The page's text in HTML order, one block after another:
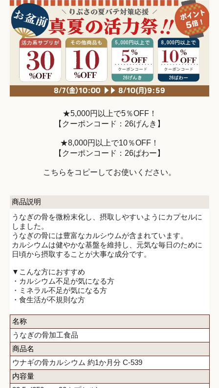
★5,000円以上で5％OFF！
【クーポンコード：26げんき】
★8,000円以上で10％OFF！
【クーポンコード：26ぱわー】
こちらをコピーしてお使いください。
商品説明
うなぎの骨を微粉末化し、摂取しやすいようにカプセルに
しました。
うなぎの骨には豊富なカルシウムが含まれています。
カルシウムは健やかな基盤を維持し、元気な毎日のために
日頃から摂取することが大事な成分です。
▼こんな方におすすめ
・カルシウム不足が気になる方
・ミネラル不足が気になる方
・食生活が不規則な方
名称
うなぎの骨加工食品
商品名
ウナギの骨カルシウム 約1か月分 C-539
内容量